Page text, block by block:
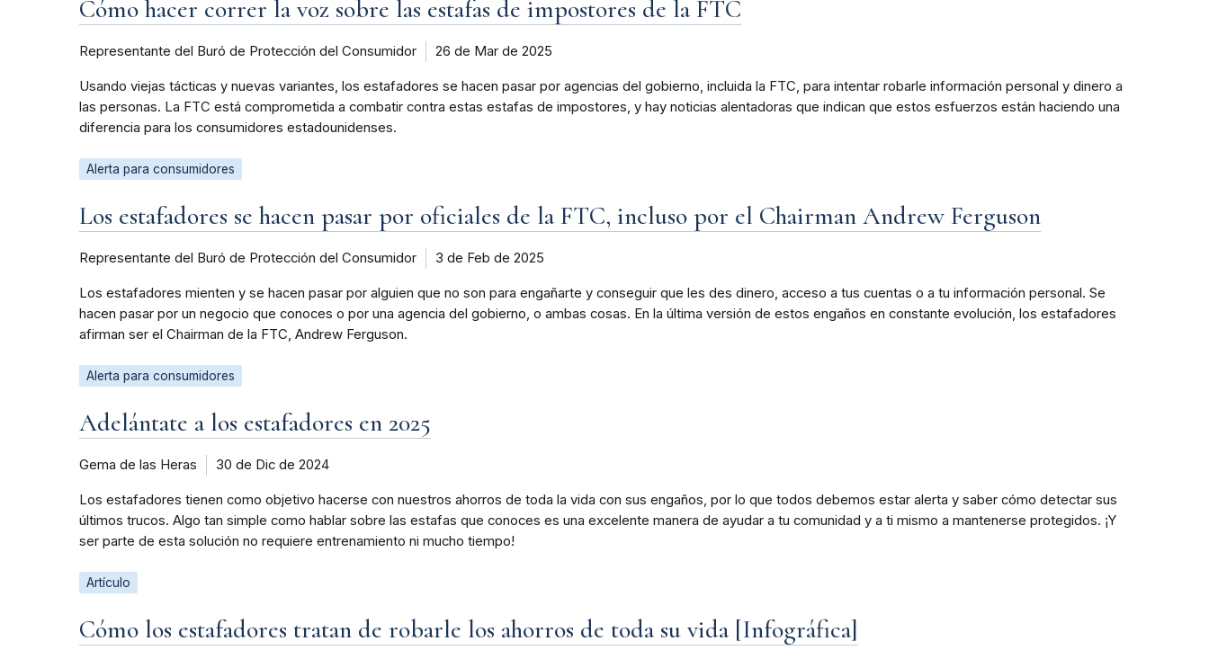
Cómo hacer correr la voz sobre las estafas de impostores de la FTC
Representante del Buró de Protección del Consumidor 26 de Mar de 2025
Usando viejas tácticas y nuevas variantes, los estafadores se hacen pasar por agencias del gobierno, incluida la FTC, para intentar robarle información personal y dinero a
las personas. La FTC está comprometida a combatir contra estas estafas de impostores, y hay noticias alentadoras que indican que estos esfuerzos están haciendo una
diferencia para los consumidores estadounidenses.
Alerta para consumidores
Los estafadores se hacen pasar por oficiales de la FTC, incluso por el Chairman Andrew Ferguson
Representante del Buró de Protección del Consumidor 3 de Feb de 2025
Los estafadores mienten y se hacen pasar por alguien que no son para engañarte y conseguir que les des dinero, acceso a tus cuentas o a tu información personal. Se
hacen pasar por un negocio que conoces o por una agencia del gobierno, o ambas cosas. En la última versión de estos engaños en constante evolución, los estafadores
afirman ser el Chairman de la FTC, Andrew Ferguson.
Alerta para consumidores
Adelántate a los estafadores en 2025
Gema de las Heras 30 de Dic de 2024
Los estafadores tienen como objetivo hacerse con nuestros ahorros de toda la vida con sus engaños, por lo que todos debemos estar alerta y saber cómo detectar sus
últimos trucos. Algo tan simple como hablar sobre las estafas que conoces es una excelente manera de ayudar a tu comunidad y a ti mismo a mantenerse protegidos. ¡Y
ser parte de esta solución no requiere entrenamiento ni mucho tiempo!
Artículo
Cómo los estafadores tratan de robarle los ahorros de toda su vida [Infográfica]